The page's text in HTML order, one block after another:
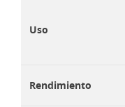
Uso
Rendimiento